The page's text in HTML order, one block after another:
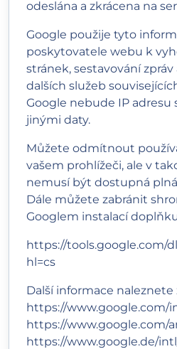
odeslána a zkrácena na
Google použije tyto
poskytovatele webu k
stránek, sestavování
dalších služeb
Google nebude IP adresu
jinými daty.
Můžete odmítnout
vašem prohlížeči, ale v
nemusí být dostupná
Dále můžete zabránit
Googlem instalací
https://tools.google.com/
hl=cs
Další informace naleznete
https://www.google.com/
https://www.google.com/
https://www.google.de/